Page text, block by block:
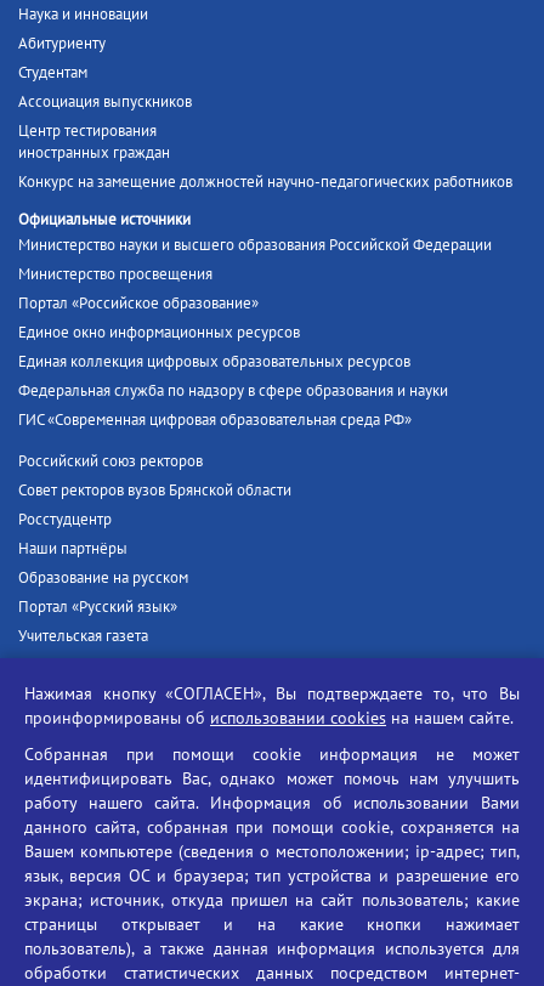
Наука и инновации
Абитуриенту
Студентам
Ассоциация выпускников
Центр тестирования
иностранных граждан
Конкурс на замещение должностей научно-педагогических работников
Официальные источники
Министерство науки и высшего образования Российской Федерации
Министерство просвещения
Портал «Российское образование»
Единое окно информационных ресурсов
Единая коллекция цифровых образовательных ресурсов
Федеральная служба по надзору в сфере образования и науки
ГИС «Современная цифровая образовательная среда РФ»
Российский союз ректоров
Совет ректоров вузов Брянской области
Росстудцентр
Наши партнёры
Образование на русском
Портал «Русский язык»
Учительская газета
Единый портал государственных услуг
Противодействие угрозам информационной безопасности
Социальные ролики - Генеральная прокуратура РФ
Противодействие коррупции
БГУ против наркотиков
Брянский государственный университет
имени академика И.Г. Петровского
Время работы: пн-пт 09:00-18:00
Нажимая кнопку «СОГЛАСЕН», Вы подтверждаете то, что Вы
проинформированы об использовании cookies на нашем сайте.
Собранная при помощи cookie информация не может
идентифицировать Вас, однако может помочь нам улучшить
работу нашего сайта. Информация об использовании Вами
данного сайта, собранная при помощи cookie, сохраняется на
Вашем компьютере (сведения о местоположении; ip-адрес; тип,
язык, версия ОС и браузера; тип устройства и разрешение его
экрана; источник, откуда пришел на сайт пользователь; какие
страницы открывает и на какие кнопки нажимает
пользователь), а также данная информация используется для
обработки статистических данных посредством интернет-